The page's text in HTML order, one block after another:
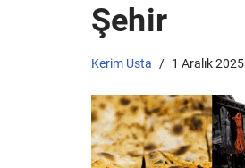
Şehir
Kerim Usta 1 Aralık 2025